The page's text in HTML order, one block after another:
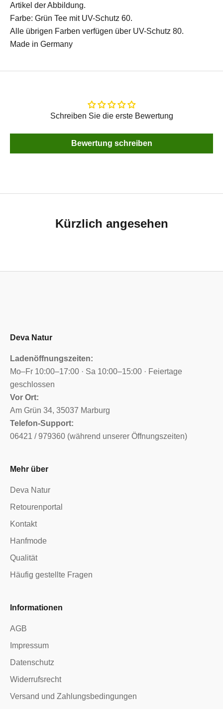
Artikel der Abbildung.
Farbe: Grün Tee mit UV-Schutz 60.
Alle übrigen Farben verfügen über UV-Schutz 80.
Made in Germany
Schreiben Sie die erste Bewertung
Bewertung schreiben
Kürzlich angesehen
Deva Natur
Ladenöffnungszeiten:
Mo–Fr 10:00–17:00 · Sa 10:00–15:00 · Feiertage
geschlossen
Vor Ort:
Am Grün 34, 35037 Marburg
Telefon-Support:
06421 / 979360 (während unserer Öffnungszeiten)
Mehr über
Deva Natur
Retourenportal
Kontakt
Hanfmode
Qualität
Häufig gestellte Fragen
Informationen
AGB
Impressum
Datenschutz
Widerrufsrecht
Versand und Zahlungsbedingungen